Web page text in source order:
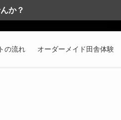
か？
の流れ オーダーメイド田舎体験